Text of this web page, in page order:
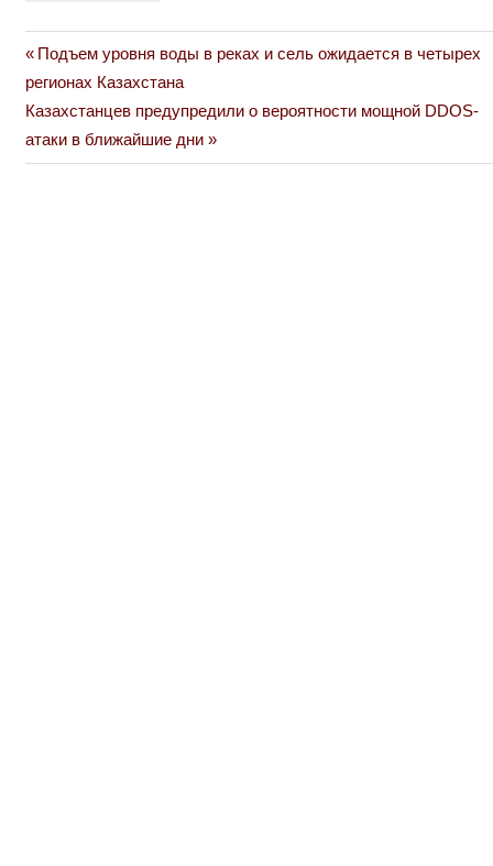
Навигация
по
записям
Previous
Post:
Подъем уровня воды в реках и сель ожидается в четырех
регионах Казахстана
Next
Post:
Казахстанцев предупредили о вероятности мощной DDOS-
атаки в ближайшие дни